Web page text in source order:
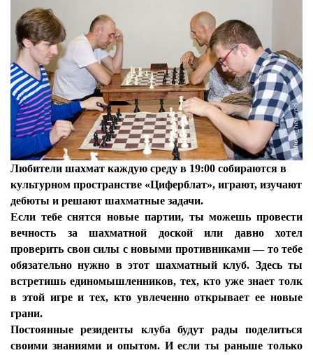
Любители шахмат каждую среду в 19:00 собираются в
культурном пространстве «Циферблат», играют, изучают
дебюты и решают шахматные задачи.
Если тебе снятся новые партии, ты можешь провести
вечность за шахматной доской или давно хотел
проверить свои силы с новыми противниками — то тебе
обязательно нужно в этот шахматный клуб. Здесь ты
встретишь единомышленников, тех, кто уже знает толк
в этой игре и тех, кто увлеченно открывает ее новые
грани.
Постоянные резиденты клуба будут рады поделиться
своими знаниями и опытом. И если ты раньше только